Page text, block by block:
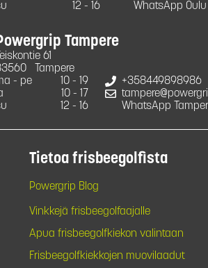
12 - 16
WhatsApp Oulu
Tampere
Teiskontie 61
Tampere
- pe
10 - 19
10 - 17
12 - 16
+358449898986
WhatsApp
Tietoa frisbeegolfista
Powergrip Blog
Vinkkejä frisbeegolfaajalle
Apua frisbeegolfkiekon valintaan
Frisbeegolfkiekkojen muovilaadut